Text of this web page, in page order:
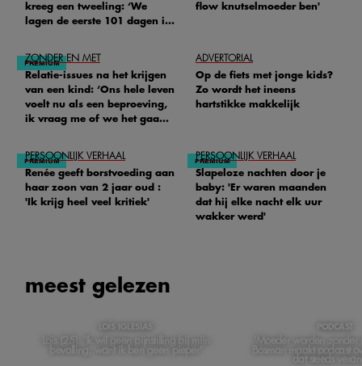
kreeg een tweeling: ‘We
lagen de eerste 101 dagen in
flow knutselmoeder ben'
ZONDER EN MET
Relatie-issues na het krijgen
van een kind: ‘Ons hele leven
voelt nu als een beproeving,
ik vraag me of we het gaan
ADVERTORIAL
Op de fiets met jonge kids?
Zo wordt het ineens
hartstikke makkelijk
PERSOONLIJK VERHAAL
Renée geeft borstvoeding aan
haar zoon van 2 jaar oud :
'Ik krijg heel veel kritiek'
PERSOONLIJK VERHAAL
Slapeloze nachten door je
baby: 'Er waren maanden
dat hij elke nacht elk uur
wakker werd'
meest gelezen
LOÏS IGLESIAS
Loïs (25): 'Ik wil geen pijnstilling bij mijn
bevalling, want ik ben geen pieper'
PODCAST
'Moeder worden zonder
Bosman maakt podcast
dat steeds